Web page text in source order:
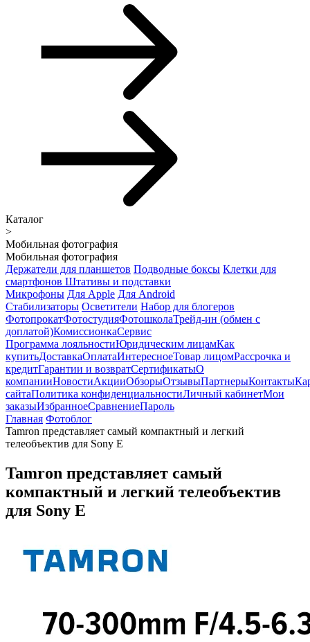
Каталог
>
Мобильная фотография
Мобильная фотография
Держатели для планшетов Подводные боксы Клетки для
смартфонов Штативы и подставки
Микрофоны Для Apple Для Android
Стабилизаторы Осветители Набор для блогеров
ФотопрокатФотостудияФотошколаТрейд-ин (обмен с
доплатой)КомиссионкаСервис
Программа лояльностиЮридическим лицамКак
купитьДоставкаОплатаИнтересноеТовар лицомРассрочка и
кредитГарантии и возвратСертификатыО
компанииНовостиАкцииОбзорыОтзывыПартнерыКонтакты
сайтаПолитика конфиденциальностиЛичный кабинетМои
заказыИзбранноеСравнениеПароль
Главная Фотоблог
Tamron представляет самый компактный и легкий
телеобъектив для Sony E
Tamron представляет самый
компактный и легкий телеобъектив
для Sony E